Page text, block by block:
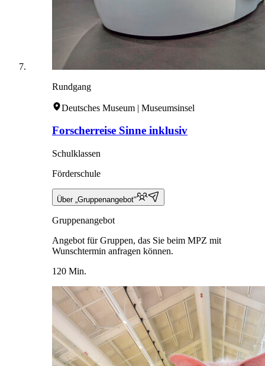
Rundgang
Deutsches Museum | Museumsinsel
Forscherreise Sinne inklusiv
Schulklassen
Förderschule
Über „Gruppenangebot“
Gruppenangebot
Angebot für Gruppen, das Sie beim MPZ mit
Wunschtermin anfragen können.
120 Min.